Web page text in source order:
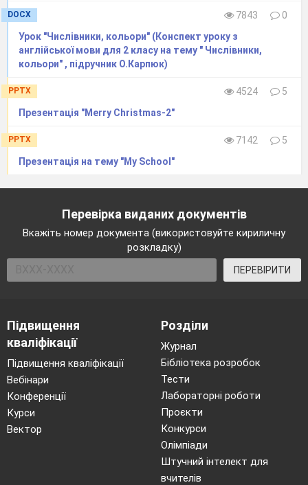
Goodbye Song:
https://www.youtube.com/watch?
Прощання:
T:- Goodbye, children!
P: -Goodbye, teacher!
DOCX 7843
0
Урок "Числівники, кольори" (Конспект уроку з
англійської мови для 2 класу на тему " Числівники,
кольори" , підручник О.Карпюк)
PPTX 4524
5
Презентація "Merry Christmas-2"
PPTX 7142
5
Презентація на тему "My School"
Перевірка виданих документів
Вкажіть номер документа (використовуйте кириличну
розкладку)
ПЕРЕВІРИТИ
Підвищення
кваліфікації
Підвищення кваліфікації
Вебінари
Конференції
Курси
Вектор
Розділи
Журнал
Бібліотека розробок
Тести
Лабораторні роботи
Проєкти
Конкурси
Олімпіади
Штучний інтелект для
вчителів